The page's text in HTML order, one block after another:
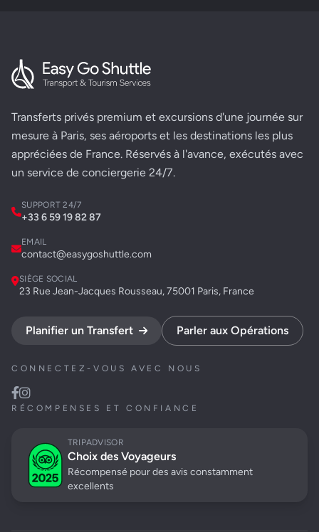
Transferts privés premium et excursions d'une journée sur
mesure à Paris, ses aéroports et les destinations les plus
appréciées de France. Réservés à l'avance, exécutés avec
un service de conciergerie 24/7.
SUPPORT 24/7
+33 6 59 19 82 87
EMAIL
contact@easygoshuttle.com
SIÈGE SOCIAL
23 Rue Jean-Jacques Rousseau, 75001 Paris, France
Planifier un Transfert Parler aux Opérations
CONNECTEZ-VOUS AVEC NOUS
RÉCOMPENSES ET CONFIANCE
TRIPADVISOR
Choix des Voyageurs
Récompensé pour des avis constamment
excellents